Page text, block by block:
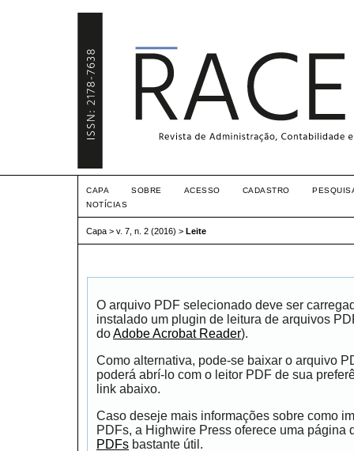
CAPA SOBRE ACESSO CADASTRO
NOTÍCIAS
Capa > v. 7, n. 2 (2016) > Leite
O arquivo PDF selecionado deve ser
instalado um plugin de leitura de arquivos
doAdobe Acrobat Reader).
Como alternativa, pode-se baixar o arquivo
poderá abrí-lo com o leitor PDF de sua
link abaixo.
Caso deseje mais informações sobre como
PDFs, a Highwire Press oferece uma página
PDFs bastante útil.